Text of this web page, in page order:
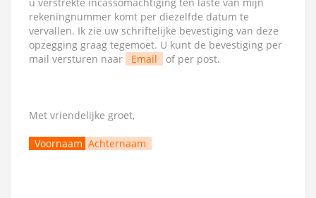
rekeningnummer komt per diezelfde datum te
vervallen. Ik zie uw schriftelijke bevestiging van deze
opzegging graag tegemoet. U kunt de bevestiging per
mail versturen naar
Email of per post.
Met vriendelijke groet,
Voornaam Achternaam